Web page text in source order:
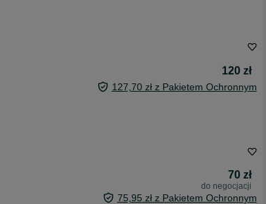
120 zł
127,70 zł z Pakietem Ochronnym
70 zł
do negocjacji
75,95 zł z Pakietem Ochronnym